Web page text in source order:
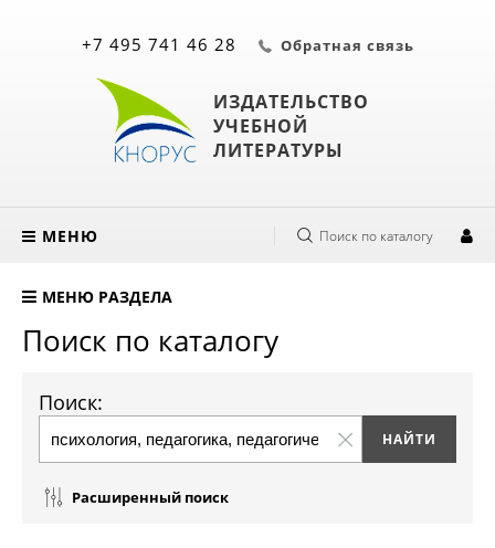
ИЗДАТЕЛЬСТВО
УЧЕБНОЙ
ЛИТЕРАТУРЫ
+7 495 741 46 28 Обратная связь
МЕНЮ Поиск по каталогу
МЕНЮ РАЗДЕЛА
Поиск по каталогу
Поиск:
Расширенный поиск